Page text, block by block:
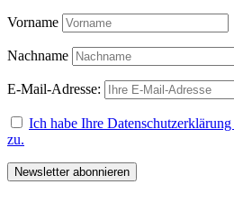
Vorname
Nachname
E-Mail-Adresse:
Ich habe Ihre
zu.